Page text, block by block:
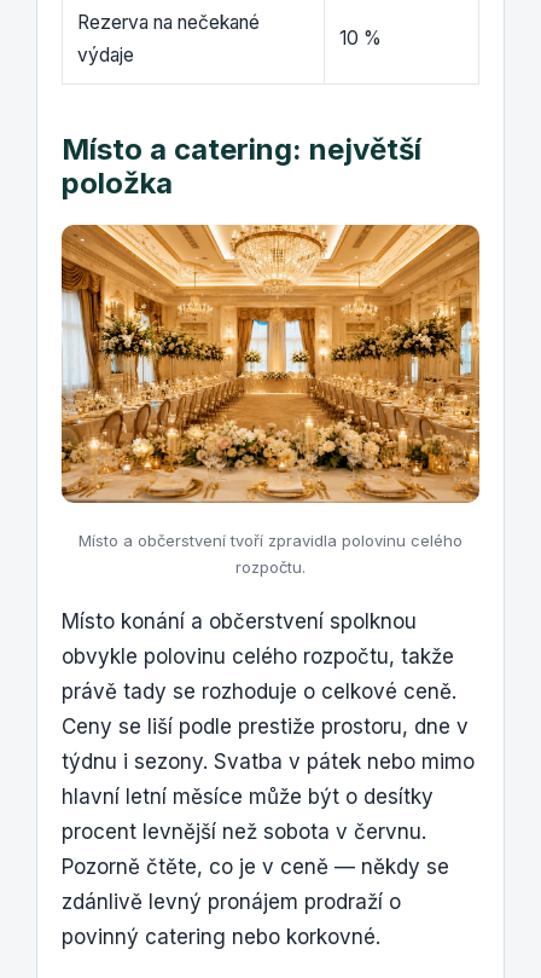
Rezerva na nečekané
výdaje
10 %
Místo a catering: největší
položka
Místo a občerstvení tvoří zpravidla polovinu celého
rozpočtu.
Místo konání a občerstvení spolknou
obvykle polovinu celého rozpočtu, takže
právě tady se rozhoduje o celkové ceně.
Ceny se liší podle prestiže prostoru, dne v
týdnu i sezony. Svatba v pátek nebo mimo
hlavní letní měsíce může být o desítky
procent levnější než sobota v červnu.
Pozorně čtěte, co je v ceně — někdy se
zdánlivě levný pronájem prodraží o
povinný catering nebo korkovné.